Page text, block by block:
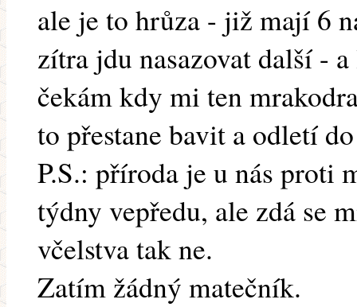
ale je to hrůza - již mají 6
zítra jdu nasazovat další -
čekám kdy mi ten
to přestane bavit a odletí
P.S.: příroda je u nás proti
týdny vepředu, ale zdá se
včelstva tak ne.
Zatím žádný matečník.